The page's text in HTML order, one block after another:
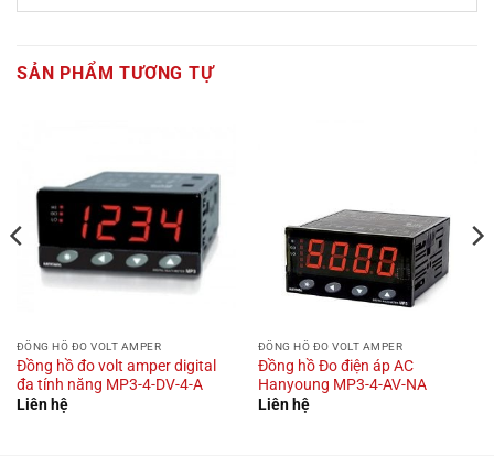
SẢN PHẨM TƯƠNG TỰ
ĐỒNG HỒ ĐO VOLT AMPER
Đồng hồ đo volt amper digital
đa tính năng MP3-4-DV-4-A
Liên hệ
ĐỒNG HỒ ĐO VOLT AMPER
Đồng hồ Đo điện áp AC
Hanyoung MP3-4-AV-NA
Liên hệ